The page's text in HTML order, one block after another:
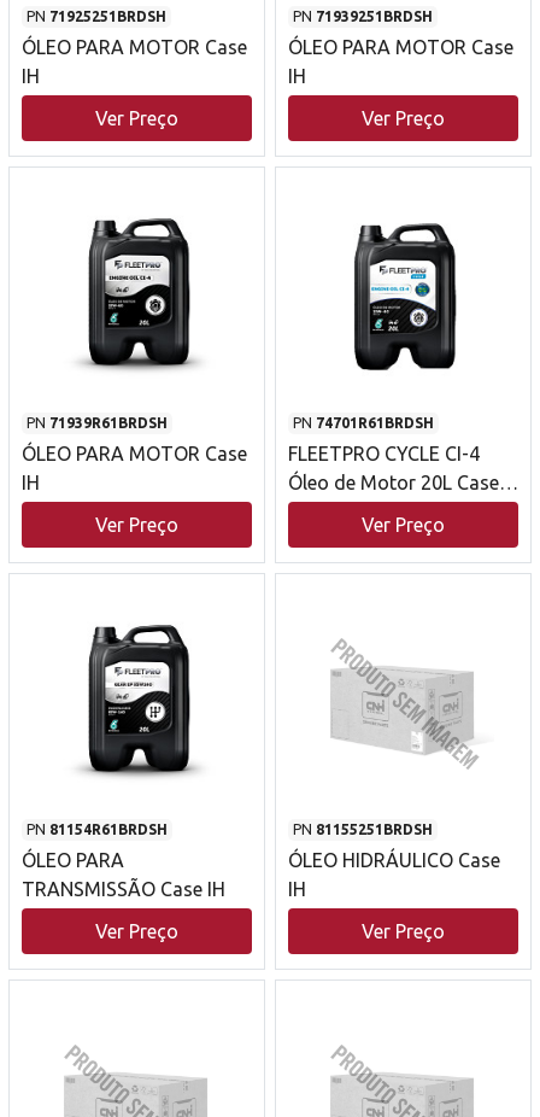
PN 71925251BRDSH
ÓLEO PARA MOTOR Case
IH
Ver Preço
PN 71939251BRDSH
ÓLEO PARA MOTOR Case
IH
Ver Preço
PN 71939R61BRDSH
ÓLEO PARA MOTOR Case
IH
Ver Preço
PN 74701R61BRDSH
FLEETPRO CYCLE CI-4
Óleo de Motor 20L Case
IH
Ver Preço
PN 81154R61BRDSH
ÓLEO PARA
TRANSMISSÃO Case IH
Ver Preço
PN 81155251BRDSH
ÓLEO HIDRÁULICO Case
IH
Ver Preço